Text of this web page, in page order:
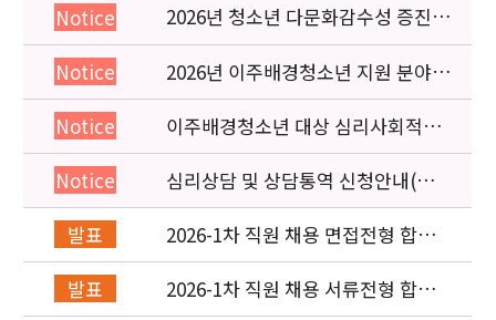
Notice
2026년 청소년 다문화감수성 증진
프로그램 「다가감」신청기관 안내
Notice
2026년 이주배경청소년 지원 분야
종사자 역량강화 교육 일정 안내
Notice
이주배경청소년 대상 심리사회적응
검사 연수동영상 개편 안내
Notice
심리상담 및 상담통역 신청안내(의뢰
서첨부)
발표
2026-1차 직원 채용 면접전형 합격
자 발표 및 적격심사 안내
발표
2026-1차 직원 채용 서류전형 합격
자 발표 및 면접전형 안내